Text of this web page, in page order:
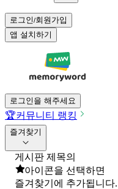
로그인/회원가입
앱 설치하기
로그인을 해주세요
🏆커뮤니티 랭킹
즐겨찾기
게시판 제목의
아이콘을 선택하면
즐겨찾기에 추가됩니다.